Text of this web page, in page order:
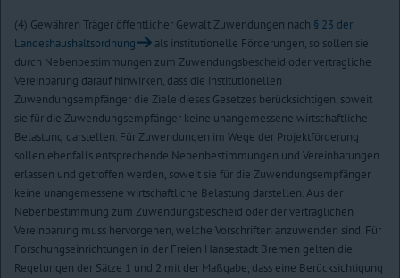
(4) Gewähren Träger öffentlicher Gewalt Zuwendungen nach § 23 der
Landeshaushaltsordnung
als institutionelle Förderungen, so sollen sie
durch Nebenbestimmungen zum Zuwendungsbescheid oder vertragliche
Vereinbarung darauf hinwirken, dass die institutionellen
Zuwendungsempfänger die Ziele dieses Gesetzes berücksichtigen, soweit
sie für die Zuwendungsempfänger keine unangemessene wirtschaftliche
Belastung darstellen. Für Zuwendungen im Wege der Projektförderung
sollen ebenfalls entsprechende Nebenbestimmungen und Vereinbarungen
erlassen und getroffen werden, soweit sie für die Zuwendungsempfänger
keine unangemessene wirtschaftliche Belastung darstellen. Aus der
Nebenbestimmung zum Zuwendungsbescheid oder der vertraglichen
Vereinbarung muss hervorgehen, welche Vorschriften anzuwenden sind. Für
Forschungseinrichtungen in der Freien Hansestadt Bremen gelten die
Regelungen der Sätze 1 und 2 mit der Maßgabe, dass eine Berücksichtigung